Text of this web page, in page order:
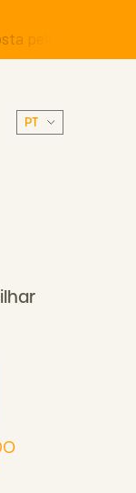
Senadores